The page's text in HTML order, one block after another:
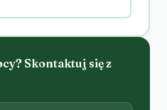
Skontaktuj się z